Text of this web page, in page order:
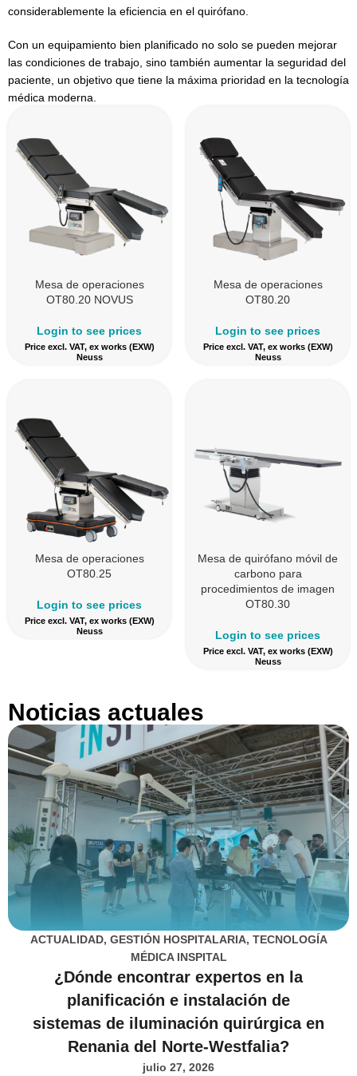
considerablemente la eficiencia en el quirófano.
Con un equipamiento bien planificado no solo se pueden mejorar
las condiciones de trabajo, sino también aumentar la seguridad del
paciente, un objetivo que tiene la máxima prioridad en la tecnología
médica moderna.
Mesa de operaciones
OT80.20 NOVUS
Login to see prices
Price excl. VAT, ex works (EXW)
Neuss
Mesa de operaciones
OT80.20
Login to see prices
Price excl. VAT, ex works (EXW)
Neuss
Mesa de operaciones
OT80.25
Login to see prices
Price excl. VAT, ex works (EXW)
Neuss
Mesa de quirófano móvil de
carbono para
procedimientos de imagen
OT80.30
Login to see prices
Price excl. VAT, ex works (EXW)
Neuss
Noticias actuales
ACTUALIDAD, GESTIÓN HOSPITALARIA, TECNOLOGÍA
MÉDICA INSPITAL
¿Dónde encontrar expertos en la
planificación e instalación de
sistemas de iluminación quirúrgica en
Renania del Norte-Westfalia?
julio 27, 2026